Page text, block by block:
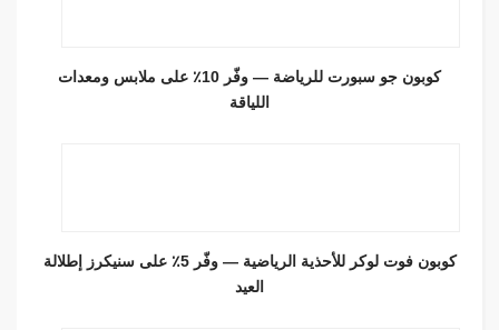
كوبون جو سبورت للرياضة — وفّر 10٪ على ملابس ومعدات
اللياقة
كوبون فوت لوكر للأحذية الرياضية — وفّر 5٪ على سنيكرز إطلالة
العيد